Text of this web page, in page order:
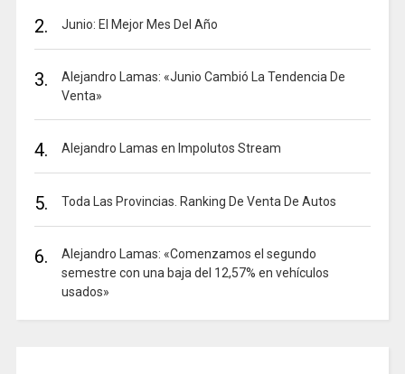
2. Junio: El Mejor Mes Del Año
3.
Alejandro Lamas: «Junio Cambió La Tendencia De
Venta»
4. Alejandro Lamas en Impolutos Stream
5. Toda Las Provincias. Ranking De Venta De Autos
6.
Alejandro Lamas: «Comenzamos el segundo
semestre con una baja del 12,57% en vehículos
usados»